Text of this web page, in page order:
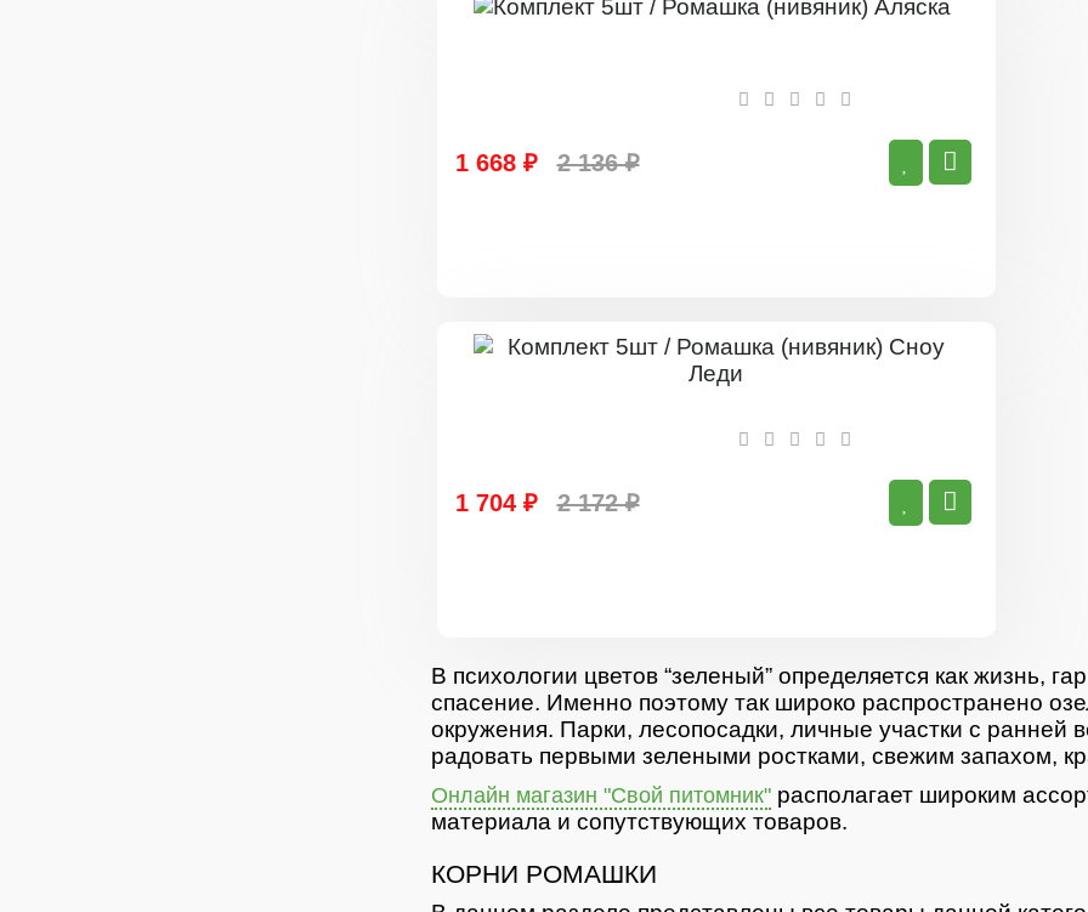
1 668 ₽ 2 136 ₽
1 704 ₽ 2 172 ₽
В психологии цветов “зеленый” определяется как жизнь,
спасение. Именно поэтому так широко распространено
окружения. Парки, лесопосадки, личные участки с ранней
радовать первыми зелеными ростками, свежим запахом,
Онлайн магазин "Свой питомник"располагает широким
материала и сопутствующих товаров.
КОРНИ РОМАШКИ